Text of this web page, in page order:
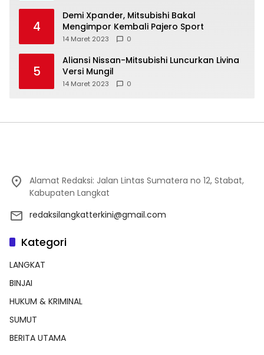
4
Demi Xpander, Mitsubishi Bakal
Mengimpor Kembali Pajero Sport
14 Maret 2023 0
5
Aliansi Nissan-Mitsubishi Luncurkan Livina
Versi Mungil
14 Maret 2023 0
Alamat Redaksi: Jalan Lintas Sumatera no 12, Stabat,
Kabupaten Langkat
redaksilangkatterkini@gmail.com
Kategori
LANGKAT
BINJAI
HUKUM & KRIMINAL
SUMUT
BERITA UTAMA